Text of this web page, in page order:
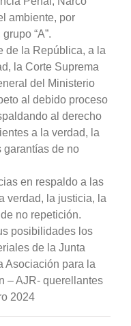
ambiente, por
“A”.
de la República, a la
la Corte Suprema
del Ministerio
al debido proceso
al derecho
a la verdad, la
garantías de no
en respaldo a las
verdad, la justicia, la
no repetición.
posibilidades los
de la Junta
Asociación para la
– AJR- querellantes
2024